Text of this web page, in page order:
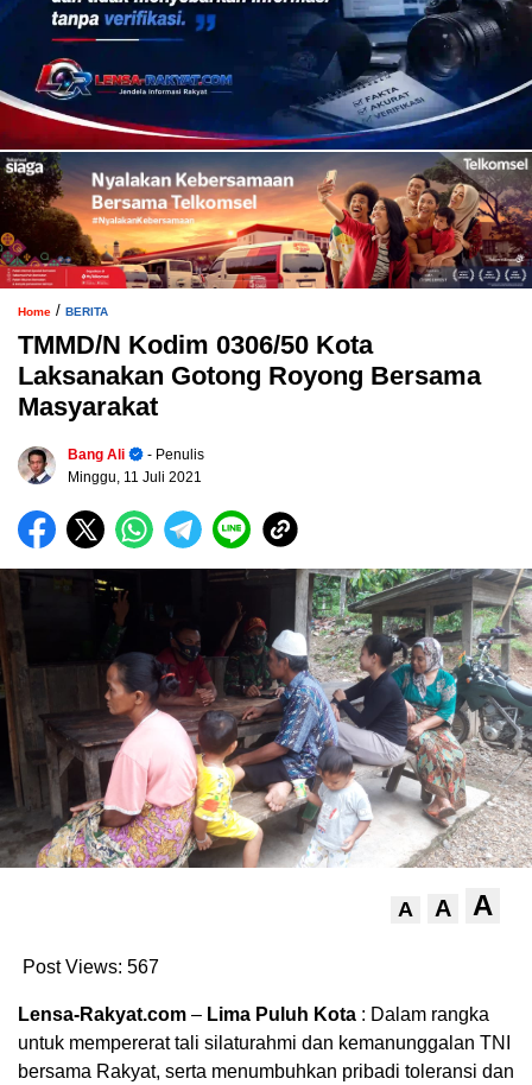
Home / BERITA
TMMD/N Kodim 0306/50 Kota
Laksanakan Gotong Royong Bersama
Masyarakat
Bang Ali
- Penulis
Minggu, 11 Juli 2021
A A A
Post Views: 567
Lensa-Rakyat.com – Lima Puluh Kota : Dalam rangka
untuk mempererat tali silaturahmi dan kemanunggalan TNI
bersama Rakyat, serta menumbuhkan pribadi toleransi dan